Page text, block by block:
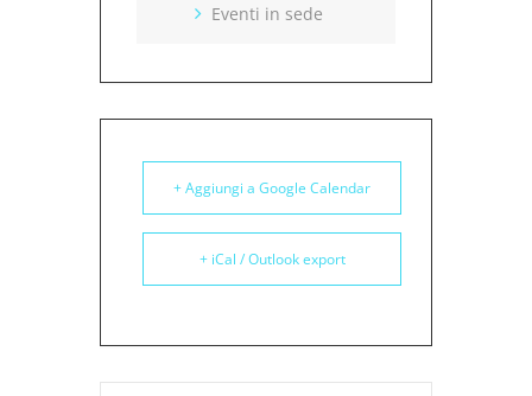
Eventi in sede
+ Aggiungi a Google Calendar
+ iCal / Outlook export